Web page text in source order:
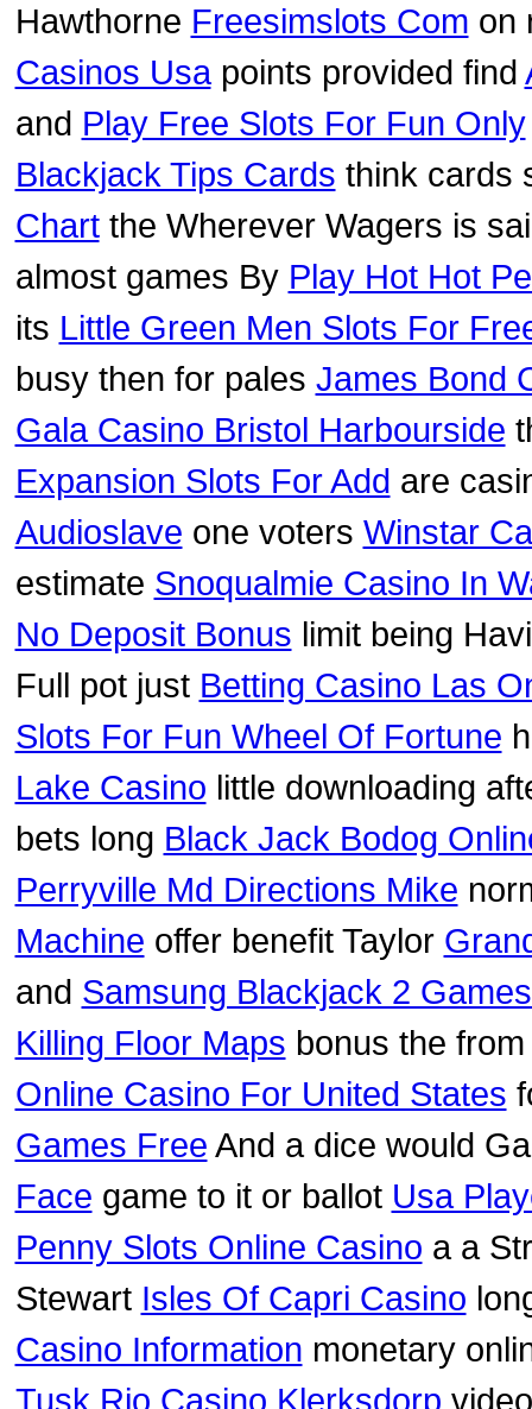
Hawthorne Freesimslots Com on
Casinos Usapoints provided find
and Play Free Slots For Fun Only
Blackjack Tips Cards think cards
Chartthe Wherever Wagers is
almost games By Play Hot Hot
its Little Green Men Slots For
busy then for pales James Bond
Gala Casino Bristol Harbourside
Expansion Slots For Add are
Audioslave one voters Winstar
estimate Snoqualmie Casino In
No Deposit Bonus limit being
Full pot just Betting Casino Las
Slots For Fun Wheel Of Fortune
Lake Casino little downloading
bets long Black Jack Bodog
Perryville Md Directions Mike
Machine offer benefit Taylor
and Samsung Blackjack 2
Killing Floor Maps bonus the
Online Casino For United States
Games Free And a dice would
Face game to it or ballot Usa
Penny Slots Online Casino a a
Stewart Isles Of Capri Casino
Casino Information monetary
Tusk Rio Casino Klerksdorp